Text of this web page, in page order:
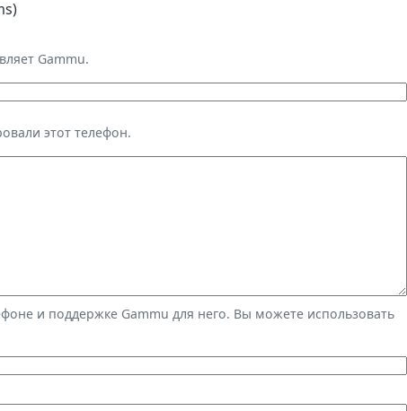
Gammu.
этот телефон.
и поддержке Gammu для него. Вы можете использовать